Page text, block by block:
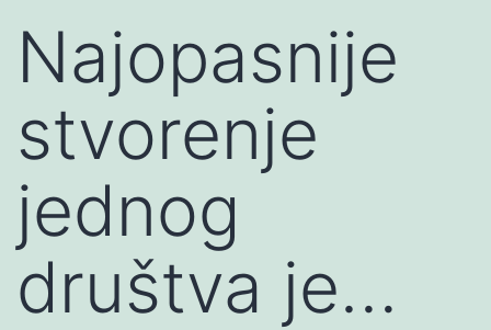
Najopasnije
stvorenje
jednog
društva je…